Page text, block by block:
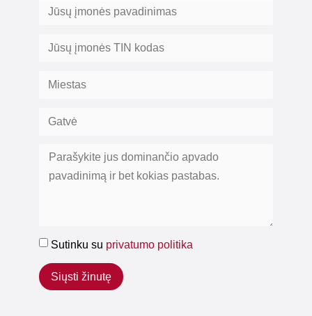
Sutinku su privatumo politika
Siųsti žinutę